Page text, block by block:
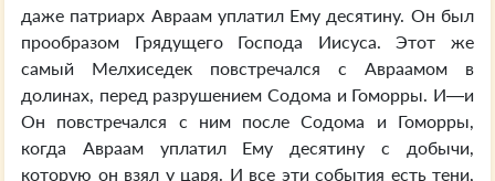
даже патриарх Авраам уплатил Ему десятину. Он был
прообразом Грядущего Господа Иисуса. Этот же
самый Мелхиседек повстречался с Авраамом в
долинах, перед разрушением Содома и Гоморры. И—и
Он повстречался с ним после Содома и Гоморры,
когда Авраам уплатил Ему десятину с добычи,
которую он взял у царя. И все эти события есть тени,